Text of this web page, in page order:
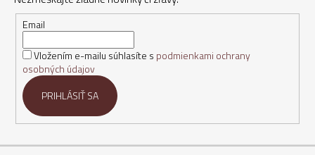
Email
Vložením e-mailu súhlasíte s podmienkami ochrany
osobných údajov
PRIHLÁSIŤ SA